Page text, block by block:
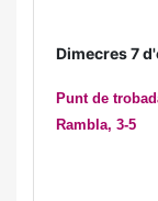
Dimecres 7
Punt de
Rambla, 3-5